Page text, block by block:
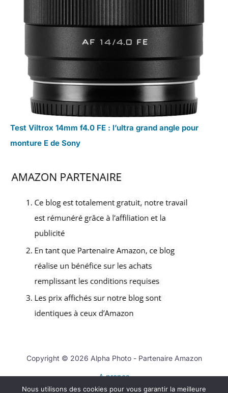
Test Viltrox 14mm f4.0 FE : l’ultra grand angle pour
monture E de Sony
Copyright © 2026 Alpha Photo - Partenaire Amazon
A propos
Contact
Nous utilisons des cookies pour vous garantir la meilleure